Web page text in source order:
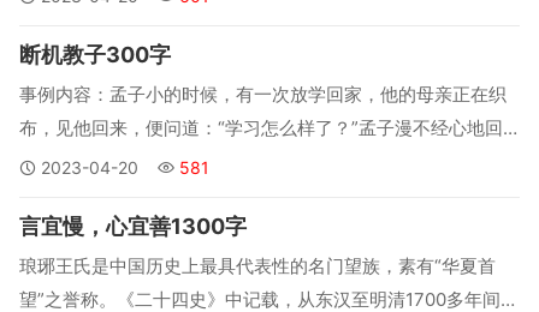
地方。...
断机教子300字
事例内容：孟子小的时候，有一次放学回家，他的母亲正在织
布，见他回来，便问道：“学习怎么样了？”孟子漫不经心地回
答说：“跟过去一样。”孟母见他无所谓的样子，十分恼火，就
2023-04-20 581
言宜慢，心宜善1300字
琅琊王氏是中国历史上最具代表性的名门望族，素有“华夏首
望”之誉称。《二十四史》中记载，从东汉至明清1700多年间，